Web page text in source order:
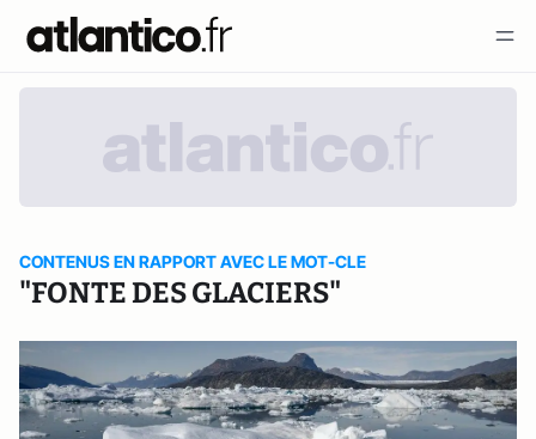
CONTENUS EN RAPPORT AVEC LE MOT-CLE
"FONTE DES GLACIERS"